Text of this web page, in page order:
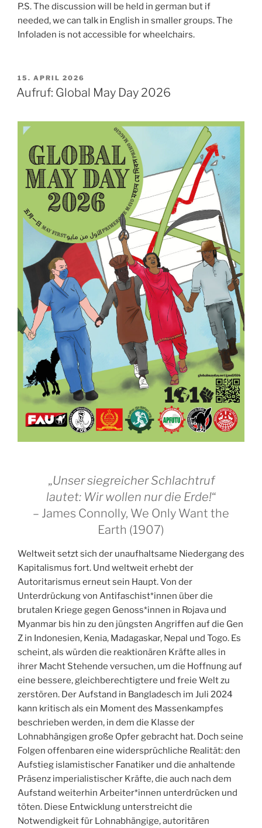
P.S. The discussion will be held in german but if
needed, we can talk in English in smaller groups. The
Infoladen is not accessible for wheelchairs.
VERÖFFENTLICHT
AM
15. APRIL 2026
Aufruf: Global May Day 2026
„Unser siegreicher Schlachtruf
lautet: Wir wollen nur die Erde!“
– James Connolly, We Only Want the
Earth (1907)
Weltweit setzt sich der unaufhaltsame Niedergang des
Kapitalismus fort. Und weltweit erhebt der
Autoritarismus erneut sein Haupt. Von der
Unterdrückung von Antifaschist*innen über die
brutalen Kriege gegen Genoss*innen in Rojava und
Myanmar bis hin zu den jüngsten Angriffen auf die Gen
Z in Indonesien, Kenia, Madagaskar, Nepal und Togo. Es
scheint, als würden die reaktionären Kräfte alles in
ihrer Macht Stehende versuchen, um die Hoffnung auf
eine bessere, gleichberechtigtere und freie Welt zu
zerstören. Der Aufstand in Bangladesch im Juli 2024
kann kritisch als ein Moment des Massenkampfes
beschrieben werden, in dem die Klasse der
Lohnabhängigen große Opfer gebracht hat. Doch seine
Folgen offenbaren eine widersprüchliche Realität: den
Aufstieg islamistischer Fanatiker und die anhaltende
Präsenz imperialistischer Kräfte, die auch nach dem
Aufstand weiterhin Arbeiter*innen unterdrücken und
töten. Diese Entwicklung unterstreicht die
Notwendigkeit für Lohnabhängige, autoritären